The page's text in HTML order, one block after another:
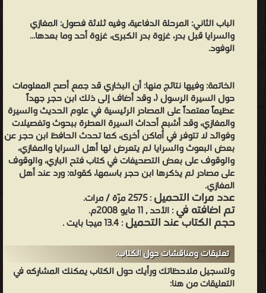
الباب الثاني: المرحلة الدفاعية، وفيه ثلاثة فصول: المغازي
والسرايا قبل بدر، غزوة بدر الكبرى، غزوة أحد وما بعدها...
الوفود.
الخاتمة: وفيها نتائج منها: أن البخاري قد جمع أصح المعلومات
حول السيرة الرسول (، وقد أضاف إلى ذلك ابن حجر جهداً
عظيماً معتمداً على المصادر الرئيسية في علوم الحديث والسيرة
والمغازي، وقد أشبع أحداث السيرة العطرة ببحوث وتفصيلات
وفوائد لا تتوفر في أماكن أخرى، كما تحدث الحافظ ابن حجر عن
بعض البعوث والسرايا لم يتعرض لها أهل السرايا والمغازي،
والوقوف على بعض التصحيفات في كتاب فتح الباري، والوقوف
على مصادر لم يذكرها ابن حجر باسمها، كقوله: ورد عند أهل
المغازي.
عدد مرات التحميل: 2575 مرّة / مرات.
تم اضافته في: الأحد , 11 مايو 2008م.
حجم الكتاب عند التحميل: 13.4 ميجا بايت .
تعليقات ومناقشات حول الكتاب:
ولتسجيل ملاحظاتك ورأيك حول الكتاب يمكنك المشاركه في
التعليقات من هنا: